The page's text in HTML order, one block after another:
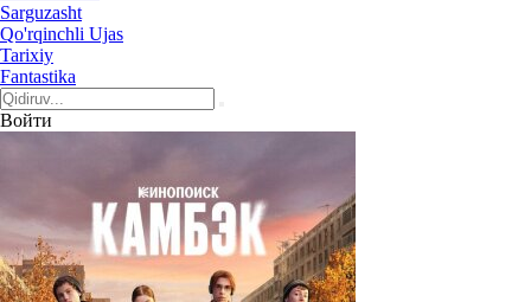
Sarguzasht
Qo'rqinchli Ujas
Tarixiy
Fantastika
Войти